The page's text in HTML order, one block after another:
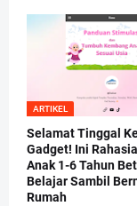
ARTIKEL
Selamat Tinggal
Gadget! Ini
Anak 1-6 Tahun
Belajar Sambil
Rumah